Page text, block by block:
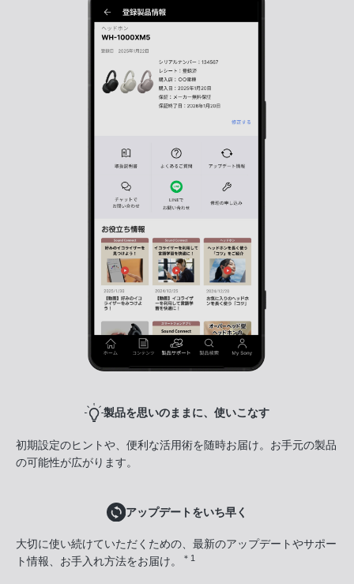
製品を思いのままに、使いこなす
初期設定のヒントや、便利な活用術を随時お届け。お手元の製品
の可能性が広がります。
アップデートをいち早く
大切に使い続けていただくための、最新のアップデートやサポー
ト情報、お手入れ方法をお届け。
＊1